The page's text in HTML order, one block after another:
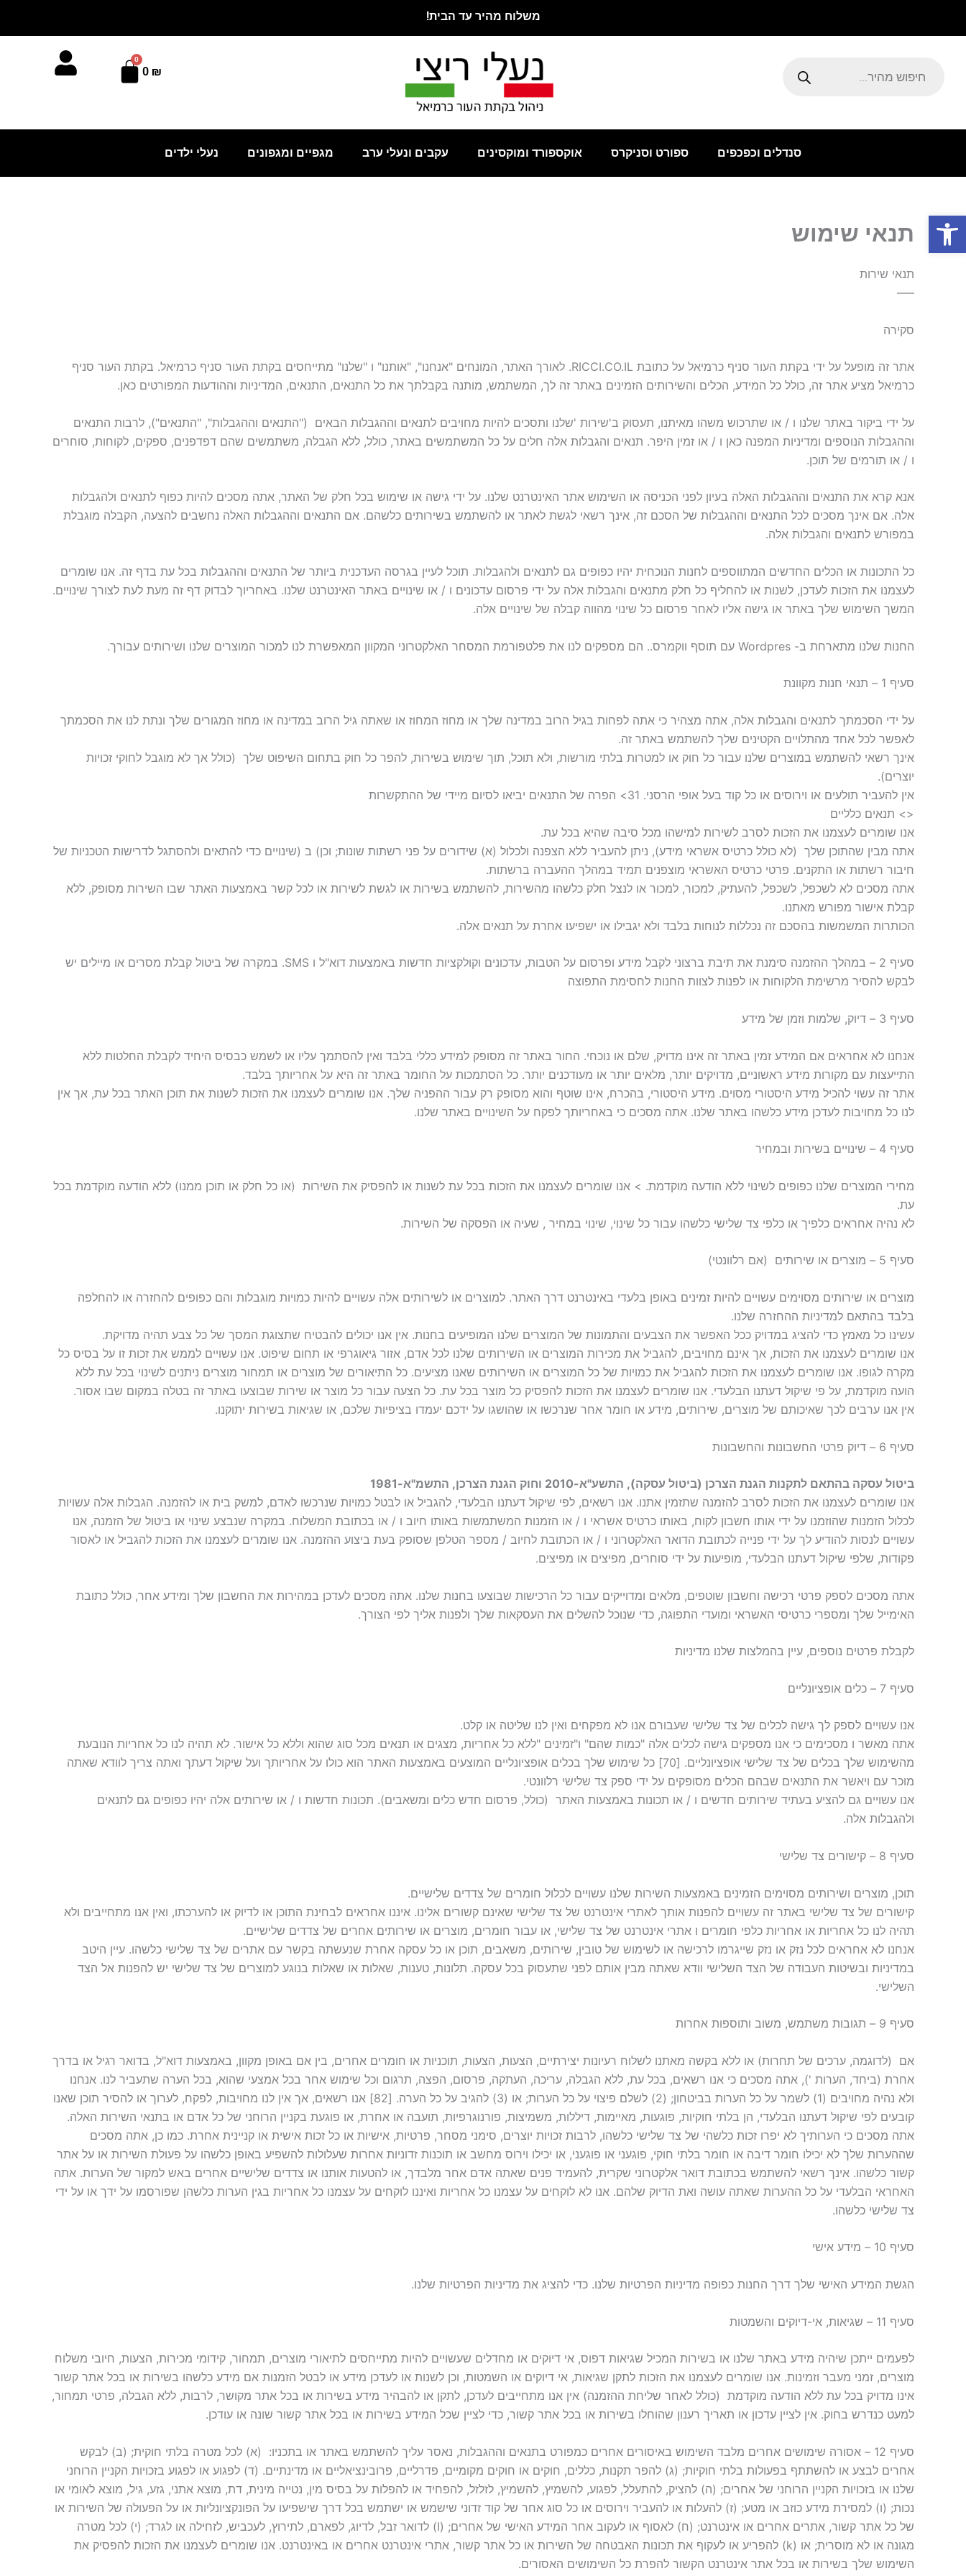
פתח סרגל נגישות
משלוח מהיר עד הבית!
0 ₪
0
עגלת
סנדלים וכפכפים ספורט וסניקרס אוקספורד ומוקסינים עקבים ונעלי ערב מגפיים ומגפונים נעלי ילדים
תנאי שימוש
תנאי שירות
—–
סקירה
אתר זה מופעל על ידי בקתת העור סניף כרמיאל על כתובת RICCI.CO.IL. לאורך האתר, המונחים "אנחנו", "אותנו" ו "שלנו" מתייחסים בקתת העור סניף כרמיאל. בקתת העור סניף
כרמיאל מציע אתר זה, כולל כל המידע, הכלים והשירותים הזמינים באתר זה לך, המשתמש, מותנה בקבלתך את כל התנאים, התנאים, המדיניות וההודעות המפורטים כאן.
על ידי ביקור באתר שלנו ו / או שתרכוש משהו מאיתנו, תעסוק ב'שירות 'שלנו ותסכים להיות מחויבים לתנאים וההגבלות הבאים ‏ ("התנאים וההגבלות", "התנאים"), לרבות התנאים
וההגבלות הנוספים ומדיניות המפנה כאן ו / או זמין היפר. תנאים והגבלות אלה חלים על כל המשתמשים באתר, כולל, ללא הגבלה, משתמשים שהם דפדפנים, ספקים, לקוחות, סוחרים
ו / או תורמים של תוכן.
אנא קרא את התנאים וההגבלות האלה בעיון לפני הכניסה או השימוש אתר האינטרנט שלנו. על ידי גישה או שימוש בכל חלק של האתר, אתה מסכים להיות כפוף לתנאים ולהגבלות
אלה. אם אינך מסכים לכל התנאים וההגבלות של הסכם זה, אינך רשאי לגשת לאתר או להשתמש בשירותים כלשהם. אם התנאים וההגבלות האלה נחשבים להצעה, הקבלה מוגבלת
במפורש לתנאים והגבלות אלה.
כל התכונות או הכלים החדשים המתווספים לחנות הנוכחית יהיו כפופים גם לתנאים ולהגבלות. תוכל לעיין בגרסה העדכנית ביותר של התנאים וההגבלות בכל עת בדף זה. אנו שומרים
לעצמנו את הזכות לעדכן, לשנות או להחליף כל חלק מתנאים והגבלות אלה על ידי פרסום עדכונים ו / או שינויים באתר האינטרנט שלנו. באחריוך לבדוק דף זה מעת לעת לצורך שינויים.
המשך השימוש שלך באתר או גישה אליו לאחר פרסום כל שינוי מהווה קבלה של שינויים אלה.
החנות שלנו מתארחת ב- Wordpres עם תוסף ווקמרס.. הם מספקים לנו את פלטפורמת המסחר האלקטרוני המקוון המאפשרת לנו למכור המוצרים שלנו ושירותים עבורך.
סעיף 1 – תנאי חנות מקוונת
על ידי הסכמתך לתנאים והגבלות אלה, אתה מצהיר כי אתה לפחות בגיל הרוב במדינה שלך או מחוז המחוז או שאתה גיל הרוב במדינה או מחוז המגורים שלך ונתת לנו את הסכמתך
לאפשר לכל אחד מהתלויים הקטינים שלך להשתמש באתר זה.
אינך רשאי להשתמש במוצרים שלנו עבור כל חוק או למטרות בלתי מורשות, ולא תוכל, תוך שימוש בשירות, להפר כל חוק בתחום השיפוט שלך ‏ (כולל אך לא מוגבל לחוקי זכויות
יוצרים).
אין להעביר תולעים או וירוסים או כל קוד בעל אופי הרסני. 31> הפרה של התנאים יביאו לסיום מיידי של ההתקשרות
<> תנאים כלליים
אנו שומרים לעצמנו את הזכות לסרב לשירות למישהו מכל סיבה שהיא בכל עת.
אתה מבין שהתוכן שלך ‏ (לא כולל כרטיס אשראי מידע), ניתן להעביר ללא הצפנה ולכלול (א) שידורים על פני רשתות שונות; וכן) ב (שינויים כדי להתאים ולהסתגל לדרישות הטכניות של
חיבור רשתות או התקנים. פרטי כרטיס האשראי מוצפנים תמיד במהלך ההעברה ברשתות.
אתה מסכים לא לשכפל, לשכפל, להעתיק, למכור, למכור או לנצל חלק כלשהו מהשירות, להשתמש בשירות או לגשת לשירות או לכל קשר באמצעות האתר שבו השירות מסופק, ללא
קבלת אישור מפורש מאתנו.
הכותרות המשמשות בהסכם זה נכללות לנוחות בלבד ולא יגבילו או ישפיעו אחרת על תנאים אלה.
סעיף 2 – במהלך ההזמנה סימנת את תיבת ברצוני לקבל מידע ופרסום על הטבות, עדכונים וקולקציות חדשות באמצעות דוא"ל ו SMS. במקרה של ביטול קבלת מסרים או מיילים יש
לבקש להסיר מרשימת הלקוחות או לפנות לצוות החנות לחסימת התפוצה
סעיף 3 – דיוק, שלמות וזמן של מידע
אנחנו לא אחראים אם המידע זמין באתר זה אינו מדויק, שלם או נוכחי. החור באתר זה מסופק למידע כללי בלבד ואין להסתמך עליו או לשמש כבסיס היחיד לקבלת החלטות ללא
התייעצות עם מקורות מידע ראשוניים, מדויקים יותר, מלאים יותר או מעודכנים יותר. כל הסתמכות על החומר באתר זה היא על אחריותך בלבד.
אתר זה עשוי להכיל מידע היסטורי מסוים. מידע היסטורי, בהכרח, אינו שוטף והוא מסופק רק עבור ההפניה שלך. אנו שומרים לעצמנו את הזכות לשנות את תוכן האתר בכל עת, אך אין
לנו כל מחויבות לעדכן מידע כלשהו באתר שלנו. אתה מסכים כי באחריותך לפקח על השינויים באתר שלנו.
סעיף 4 – שינויים בשירות ובמחיר
מחירי המוצרים שלנו כפופים לשינוי ללא הודעה מוקדמת. > אנו שומרים לעצמנו את הזכות בכל עת לשנות או להפסיק את השירות ‏ (או כל חלק או תוכן ממנו) ללא הודעה מוקדמת בכל
עת.
לא נהיה אחראים כלפיך או כלפי צד שלישי כלשהו עבור כל שינוי, שינוי במחיר , שעיה או הפסקה של השירות.
סעיף 5 – מוצרים או שירותים ‏ (אם רלוונטי)
מוצרים או שירותים מסוימים עשויים להיות זמינים באופן בלעדי באינטרנט דרך האתר. למוצרים או לשירותים אלה עשויים להיות כמויות מוגבלות והם כפופים להחזרה או להחלפה
בלבד בהתאם למדיניות ההחזרה שלנו.
עשינו כל מאמץ כדי להציג במדויק ככל האפשר את הצבעים והתמונות של המוצרים שלנו המופיעים בחנות. אין אנו יכולים להבטיח שתצוגת המסך של כל צבע תהיה מדויקת.
אנו שומרים לעצמנו את הזכות, אך אינם מחויבים, להגביל את מכירות המוצרים או השירותים שלנו לכל אדם, אזור גיאוגרפי או תחום שיפוט. אנו עשויים לממש את זכות זו על בסיס כל
מקרה לגופו. אנו שומרים לעצמנו את הזכות להגביל את כמויות של כל המוצרים או השירותים שאנו מציעים. כל התיאורים של מוצרים או תמחור מוצרים ניתנים לשינוי בכל עת ללא
הועה מוקדמת, על פי שיקול דעתנו הבלעדי. אנו שומרים לעצמנו את הזכות להפסיק כל מוצר בכל עת. כל הצעה עבור כל מוצר או שירות שבוצעו באתר זה בטלה במקום שבו אסור.
אין אנו ערבים לכך שאיכותם של מוצרים, שירותים, מידע או חומר אחר שנרכשו או שהושגו על ידכם יעמדו בציפיות שלכם, או שגיאות בשירות יתוקנו.
סעיף 6 – דיוק פרטי החשבונות והחשבונות
ביטול עסקה בהתאם לתקנות הגנת הצרכן (ביטול עסקה), התשע"א-2010 וחוק הגנת הצרכן, התשמ"א-1981
אנו שומרים לעצמנו את הזכות לסרב להזמנה שתזמין אתנו. אנו רשאים, לפי שיקול דעתנו הבלעדי, להגביל או לבטל כמויות שנרכשו לאדם, למשק בית או להזמנה. הגבלות אלה עשויות
לכלול הזמנות שהוזמנו על ידי אותו חשבון לקוח, באותו כרטיס אשראי ו / או הזמנות המשתמשות באותו חיוב ו / או בכתובת המשלוח. במקרה שנבצע שינוי או ביטול של הזמנה, אנו
עשויים לנסות להודיע לך על ידי פנייה לכתובת הדואר האלקטרוני ו / או הכתובת לחיוב / מספר הטלפן שסופק בעת ביצוע ההזמנה. אנו שומרים לעצמנו את הזכות להגביל או לאסור
פקודות, שלפי שיקול דעתנו הבלעדי, מופיעות על ידי סוחרים, מפיצים או מפיצים.
אתה מסכים לספק פרטי רכישה וחשבון שוטפים, מלאים ומדוייקים עבור כל הרכישות שבוצעו בחנות שלנו. אתה מסכים לעדכן במהירות את החשבון שלך ומידע אחר, כולל כתובת
האימייל שלך ומספרי כרטיסי האשראי ומועדי התפוגה, כדי שנוכל להשלים את העסקאות שלך ולפנות אליך לפי הצורך.
לקבלת פרטים נוספים, עיין בהמלצות שלנו מדיניות
סעיף 7 – כלים אופציונליים
אנו עשויים לספק לך גישה לכלים של צד שלישי שעבורם אנו לא מפקחים ואין לנו שליטה או קלט.
אתה מאשר ו מסכימים כי אנו מספקים גישה לכלים אלה "כמות שהם" ו"זמינים "ללא כל אחריות, מצגים או תנאים מכל סוג שהוא וללא כל אישור. לא תהיה לנו כל אחריות הנובעת
מהשימוש שלך בכלים של צד שלישי אופציונליים. [70] כל שימוש שלך בכלים אופציונליים המוצעים באמצעות האתר הוא כולו על אחריותך ועל שיקול דעתך ואתה צריך לוודא שאתה
מוכר עם ויאשר את התנאים שבהם הכלים מסופקים על ידי ספק צד שלישי רלוונטי.
אנו עשויים גם להציע בעתיד שירותים חדשים ו / או תכונות באמצעות האתר ‏ (כולל, פרסום חדש כלים ומשאבים). תכונות חדשות ו / או שירותים אלה יהיו כפופים גם לתנאים
ולהגבלות אלה.
סעיף 8 – קישורים צד שלישי
תוכן, מוצרים ושירותים מסוימים הזמינים באמצעות השירות שלנו עשויים לכלול חומרים של צדדים שלישיים.
קישורים של צד שלישי באתר זה עשויים להפנות אותך לאתרי אינטרנט של צד שלישי שאינם קשורים אלינו. איננו אחראים לבחינת התוכן או לדיוק או להערכתו, ואין אנו מתחייבים ולא
תהיה לנו כל אחריות או אחריות כלפי חומרים ו אתרי אינטרנט של צד שלישי, או עבור חומרים, מוצרים או שירותים אחרים של צדדים שלישיים.
אנחנו לא אחראים לכל נזק או נזק שייגרמו לרכישה או לשימוש של טובין, שירותים, משאבים, תוכן או כל עסקה אחרת שנעשתה בקשר עם אתרים של צד שלישי כלשהו. עיין היטב
במדיניות ובשיטות העבודה של הצד השלישי וודא שאתה מבין אותם לפני שתעסוק בכל עסקה. תלונות, טענות, שאלות או שאלות בנוגע למוצרים של צד שלישי יש להפנות אל הצד
השלישי.
סעיף 9 – תגובות משתמש, משוב ותוספות אחרות
אם ‏ (לדוגמה, ערכים של תחרות) או ללא בקשה מאתנו לשלוח רעיונות יצירתיים, הצעות, הצעות, תוכניות או חומרים אחרים, בין אם באופן מקוון, באמצעות דוא"ל, בדואר רגיל או בדרך
אחרת (ביחד, הערות '), אתה מסכים כי אנו רשאים, בכל עת, ללא הגבלה, עריכה, העתקה, פרסום, הפצה, תרגום וכל שימוש אחר בכל אמצעי שהוא, בכל הערה שתעביר לנו. אנחנו
ולא נהיה מחויבים (1) לשמר על כל הערות בביטחון; (2) לשלם פיצוי על כל הערות; או (3) להגיב על כל הערה. [82] אנו רשאים, אך אין לנו מחויבות, לפקח, לערוך או להסיר תוכן שאנו
קובעים לפי שיקול דעתנו הבלעדי, הן בלתי חוקיות, פוגעות, מאיימות, דיללות, משמיצות, פורנוגרפיות, תועבה או אחרת, או פוגעת בקניין הרוחני של כל אדם או בתנאי השירות האלה.
אתה מסכים כי הערותיך לא יפרו זכות כלשהי של צד שלישי כלשהו, לרבות זכויות יוצרים, סימני מסחר, פרטיות, אישיות או כל זכות אישית או קניינית אחרת. כמו כן, אתה מסכים
שההערות שלך לא יכילו חומר דיבה או חומר בלתי חוקי, פוגעני או פוגעני, או יכילו וירוס מחשב או תוכנות זדוניות אחרות שעלולות להשפיע באופן כלשהו על פעולת השירות או על אתר
קשור כלשהו. אינך רשאי להשתמש בכתובת דואר אלקטרוני שקרית, להעמיד פנים שאתה אדם אחר מלבדך, או להטעות אותנו או צדדים שלישיים אחרים באש למקור של הערות. אתה
האחראי הבלעדי על כל ההערות שאתה עושה ואת הדיוק שלהם. אנו לא לוקחים על עצמנו כל אחריות ואיננו לוקחים על עצמנו כל אחריות בגין הערות כלשהן שפורסמו על ידך או על ידי
צד שלישי כלשהו.
סעיף 10 – מידע אישי
הגשת המידע האישי שלך דרך החנות כפופה מדיניות הפרטיות שלנו. כדי להציג את מדיניות הפרטיות שלנו.
סעיף 11 – שגיאות, אי-דיוקים והשמטות
לפעמים ייתכן שיהיה מידע באתר שלנו או בשירות המכיל שגיאות דפוס, אי דיוקים או מחדלים שעשויים להיות מתייחסים לתיאורי מוצרים, תמחור, קידומי מכירות, הצעות, חיובי משלוח
מוצרים, זמני מעבר וזמינות. אנו שומרים לעצמנו את הזכות לתקן שגיאות, אי דיוקים או השמטות, וכן לשנות או לעדכן מידע או לבטל הזמנות אם מידע כלשהו בשירות או בכל אתר קשור
אינו מדויק בכל עת ללא הודעה מוקדמת ‏ (כולל לאחר שליחת ההזמנה) אין אנו מתחייבים לעדכן, לתקן או להבהיר מידע בשירות או בכל אתר מקושר, לרבות, ללא הגבלה, פרטי תמחור,
למעט כנדרש בחוק. אין לציין עדכון או תאריך רענון שהוחלו בשירות או בכל אתר קשור, כדי לציין שכל המידע בשירות או בכל אתר קשור שונה או עודכן.
סעיף 12 – אסורה שימושים אחרים מלבד השימוש באיסורים אחרים כמפורט בתנאים וההגבלות, נאסר עליך להשתמש באתר או בתכניו: ‏ (א) לכל מטרה בלתי חוקית; (ב) לבקש
אחרים לבצע או להשתתף בפעולות בלתי חוקיות; (ג) להפר תקנות, כללים, חוקים או חוקים מקומיים, פדרליים, פרובינציאליים או מדינתיים. (ד) לפגוע או לפגוע בזכויות הקניין הרוחני
שלנו או בזכויות הקניין הרוחני של אחרים; (ה) להציק, להתעלל, לפגוע, להשמיץ, להשמיץ, לזלזל, להפחיד או להפלות על בסיס מין, נטייה מינית, דת, מוצא אתני, גזע, גיל, מוצא לאומי או
נכות; (ו) למסירת מידע כוזב או מטע; (ז) להעלות או להעביר וירוסים או כל סוג אחר של קוד זדוני שישמש או ישתמש בכל דרך שישפיעו על הפונקציונליות או על הפעולה של השירות או
של כל אתר קשור, אתרים אחרים או אינטרנט; (ח) לאסוף או לעקוב אחר המידע האישי של אחרים; (I) לדואר זבל, לדיוג, לפארם, לתירוץ, לעכביש, לזחילה או לגרד; (י) לכל מטרה
מגונה או לא מוסרית; או (k) להפריע או לעקוף את תכונות האבטחה של השירות או כל אתר קשור, אתרי אינטרנט אחרים או באינטרנט. אנו שומרים לעצמנו את הזכות להפסיק את
השימוש שלך בשירות או בכל אתר אינטרנט הקשור להפרת כל השימושים האסורים.